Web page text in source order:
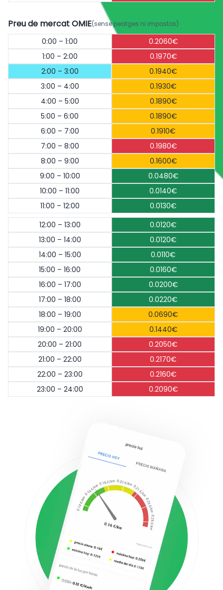
Preu de mercat OMIE(sense peatges ni impostos)
0:00 – 1:00
0.2060€
1:00 – 2:00
0.1970€
2:00 – 3:00
0.1940€
3:00 – 4:00
0.1930€
4:00 – 5:00
0.1890€
5:00 – 6:00
0.1890€
6:00 – 7:00
0.1910€
7:00 – 8:00
0.1980€
8:00 – 9:00
0.1600€
9:00 – 10:00
0.0480€
10:00 – 11:00
0.0140€
11:00 – 12:00
0.0130€
12:00 – 13:00
0.0120€
13:00 – 14:00
0.0120€
14:00 – 15:00
0.0110€
15:00 – 16:00
0.0160€
16:00 – 17:00
0.0200€
17:00 – 18:00
0.0220€
18:00 – 19:00
0.0690€
19:00 – 20:00
0.1440€
20:00 – 21:00
0.2050€
21:00 – 22:00
0.2170€
22:00 – 23:00
0.2160€
23:00 – 24:00
0.2090€